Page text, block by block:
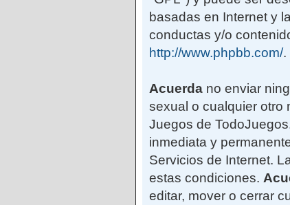
basadas en Internet y
conductas y/o
http://www.phpbb.com/.
Acuerda no enviar
sexual o cualquier otro
Juegos de
inmediata y
Servicios de Internet.
estas condiciones.
editar, mover o cerrar